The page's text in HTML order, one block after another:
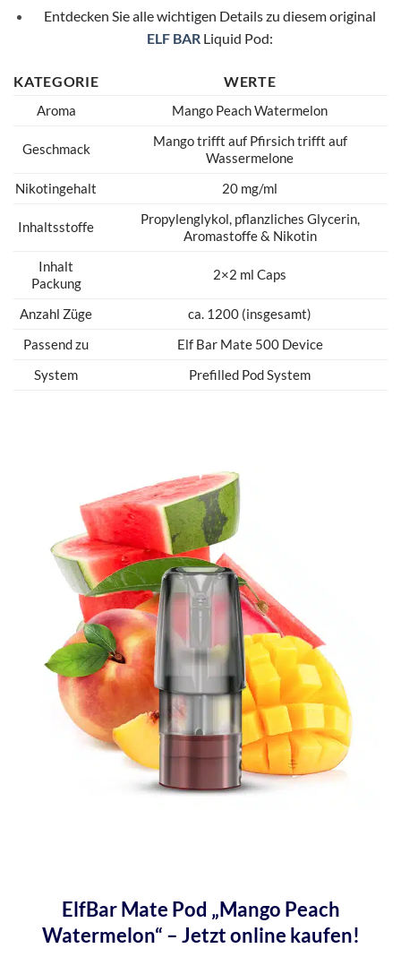
Entdecken Sie alle wichtigen Details zu diesem original
ELF BARLiquid Pod:
KATEGORIE WERTE
Aroma Mango Peach Watermelon
Geschmack
Mango trifft auf Pfirsich trifft auf
Wassermelone
Nikotingehalt
20 mg/ml
Inhaltsstoffe
Propylenglykol, pflanzliches Glycerin,
Aromastoffe & Nikotin
Inhalt
Packung
2×2 ml Caps
Anzahl Züge
ca. 1200 (insgesamt)
Passend zu
Elf Bar Mate 500 Device
System
Prefilled Pod System
ElfBar Mate Pod „Mango Peach
Watermelon“ – Jetzt online kaufen!